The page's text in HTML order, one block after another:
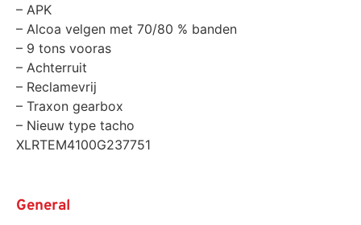
– APK
– Alcoa velgen met 70/80 % banden
– 9 tons vooras
– Achterruit
– Reclamevrij
– Traxon gearbox
– Nieuw type tacho
XLRTEM4100G237751
General